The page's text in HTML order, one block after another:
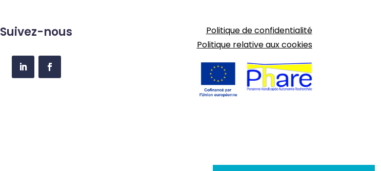
Suivez-nous
Politique de confidentialité
Politique relative aux cookies